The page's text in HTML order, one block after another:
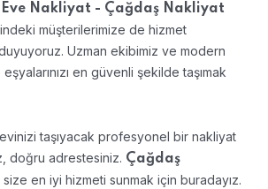
Eve Nakliyat - Çağdaş Nakliyat
müşterilerimize de hizmet
Uzman ekibimiz ve modern
eşyalarınızı en güvenli şekilde taşımak
taşıyacak profesyonel bir nakliyat
doğru adrestesiniz. Çağdaş
en iyi hizmeti sunmak için buradayız.